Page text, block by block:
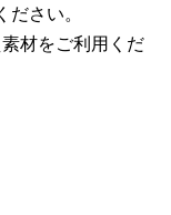
さい。
材をご利用くだ